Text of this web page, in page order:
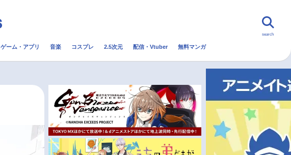
配信・Vtuber トレンド 無料マンガ
今期アニメ曜日別一覧 秋アニメ
冬アニメ
search
ゲーム・アプリ 音楽 コスプレ 2.5次元 配信・Vtuber 無料マンガ